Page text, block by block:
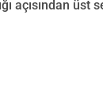
açısından üst